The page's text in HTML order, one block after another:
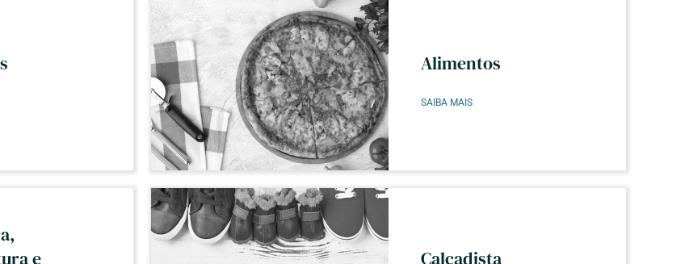
Alimentos
SAIBA MAIS
e
Calçadista